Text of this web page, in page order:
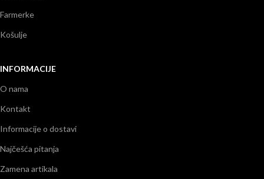
Farmerke
Košulje
INFORMACIJE
O nama
Kontakt
Informacije o dostavi
Najčešća pitanja
Zamena artikala